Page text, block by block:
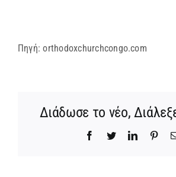
Πηγή: orthodoxchurchcongo.com
Διάδωσε το νέο,
Facebook
TwitterLinkedIn